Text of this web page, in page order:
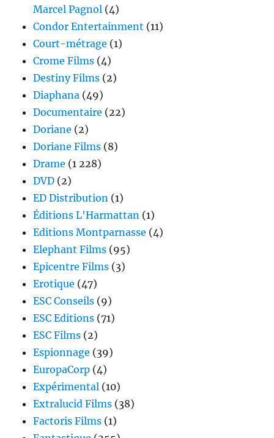
Marcel Pagnol (4)
Condor Entertainment (11)
Court-métrage (1)
Crome Films (4)
Destiny Films (2)
Diaphana (49)
Documentaire (22)
Doriane (2)
Doriane Films (8)
Drame (1 228)
DVD (2)
ED Distribution (1)
Éditions L'Harmattan (1)
Editions Montparnasse (4)
Elephant Films (95)
Epicentre Films (3)
Erotique (47)
ESC Conseils (9)
ESC Editions (71)
ESC Films (2)
Espionnage (39)
EuropaCorp (4)
Expérimental (10)
Extralucid Films (38)
Factoris Films (1)